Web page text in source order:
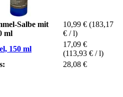
Salbe mit
ml
10,99 € (183,17
€ / l)
150 ml
17,09 €
(113,93 € / l)
28,08 €